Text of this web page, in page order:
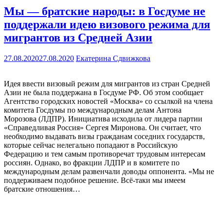
Мы — братские народы: в Госдуме не
поддержали идею визового режима для
мигрантов из Средней Азии
27.08.202027.08.2020 Екатерина Сдвижкова
Идея ввести визовый режим для мигрантов из стран Средней
Азии не была поддержана в Госдуме РФ. Об этом сообщает
Агентство городских новостей «Москва» со ссылкой на члена
комитета Госдумы по международным делам Антона
Морозова (ЛДПР). Инициатива исходила от лидера партии
«Справедливая Россия» Сергея Миронова. Он считает, что
необходимо выдавать визы гражданам соседних государств,
которые сейчас нелегально попадают в Российскую
Федерацию и тем самым противоречат трудовым интересам
россиян. Однако, во фракции ЛДПР и в комитете по
международным делам развенчали доводы оппонента. «Мы не
поддерживаем подобное решение. Всё-таки мы имеем
братские отношения…